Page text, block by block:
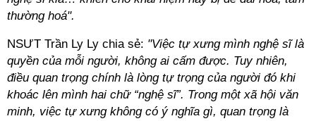
thường hoá".
NSƯT Trần Ly Ly chia sẻ: "Việc tự xưng mình nghệ sĩ là
quyền của mỗi người, không ai cấm được. Tuy nhiên,
điều quan trọng chính là lòng tự trọng của người đó khi
khoác lên mình hai chữ “nghệ sĩ”. Trong một xã hội văn
minh, việc tự xưng không có ý nghĩa gì, quan trọng là